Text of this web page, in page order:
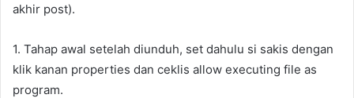
akhir post).
1. Tahap awal setelah diunduh, set dahulu si sakis dengan
klik kanan properties dan ceklis allow executing file as
program.